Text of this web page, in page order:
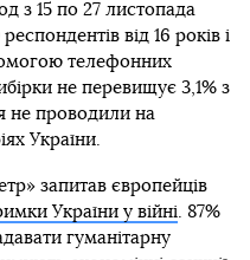
з 15 по 27 листопада
від 16 років і
телефонних
не перевищує 3,1% з
не проводили на
України.
запитав європейців
України у війні. 87%
гуманітарну